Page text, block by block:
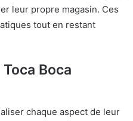
leur propre magasin. Ces
tout en restant
Boca
chaque aspect de leur